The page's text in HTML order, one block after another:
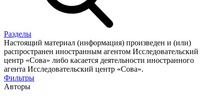
Разделы
Настоящий материал (информация) произведен и (или)
распространен иностранным агентом Исследовательский
центр «Сова» либо касается деятельности иностранного
агента Исследовательский центр «Сова».
Фильтры
Авторы